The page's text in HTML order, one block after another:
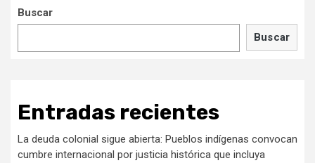
Buscar
Buscar
Entradas recientes
La deuda colonial sigue abierta: Pueblos indígenas convocan
cumbre internacional por justicia histórica que incluya